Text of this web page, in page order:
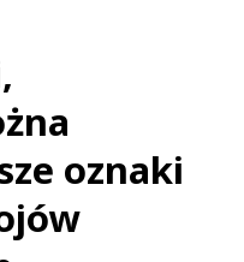
oznaki